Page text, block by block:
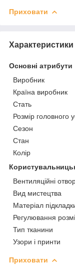
Приховати
Характеристики
Основні атрибути
Виробник
Країна виробник
Стать
Розмір головного
Сезон
Стан
Колір
Вентиляційні
Вид мистецтва
Матеріал
Регулювання
Тип тканини
Узори і принти
Приховати